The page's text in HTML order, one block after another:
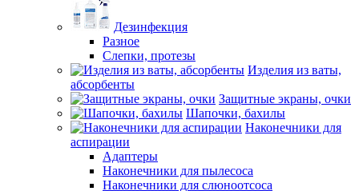
Дезинфекция
Разное
Слепки, протезы
Изделия из ваты,
абсорбенты
Защитные экраны, очки
Шапочки, бахилы
Наконечники для
аспирации
Адаптеры
Наконечники для пылесоса
Наконечники для слюноотсоса